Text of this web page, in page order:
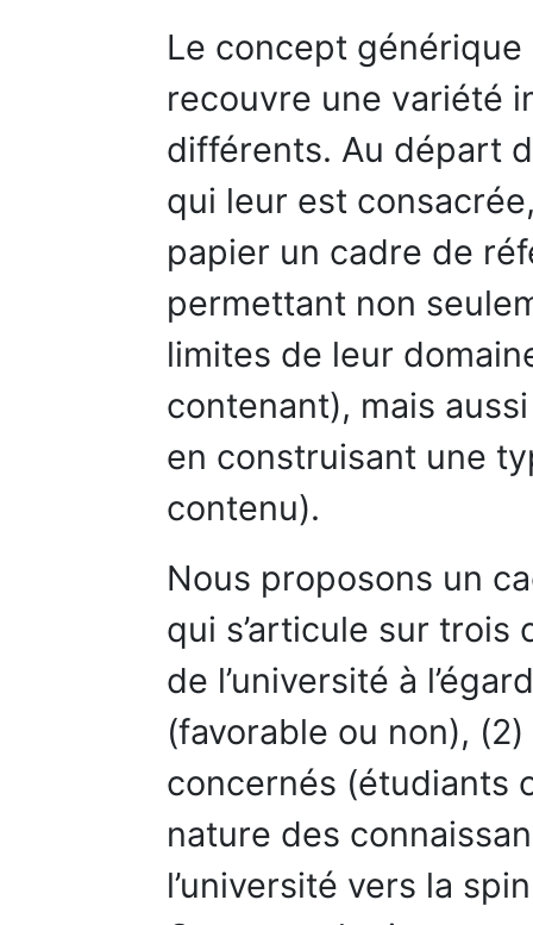
Le concept
recouvre une variété
différents. Au départ
qui leur est
papier un cadre de
permettant non
limites de leur
contenant), mais
en construisant une
contenu).
Nous proposons un
qui s’articule sur trois
de l’université à
(favorable ou non),
concernés (étudiants
nature des
l’université vers la